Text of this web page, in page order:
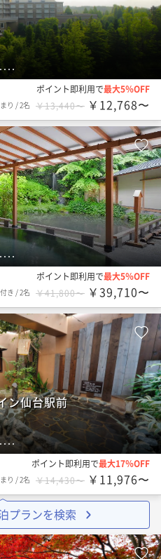
2 3 4 5
ポイント即利用で最大5％OFF
り /2名 ￥13,440〜 ￥12,768〜
2 3 4 5
ポイント即利用で最大5％OFF
き /2名 ￥41,800〜 ￥39,710〜
2 3 4 5
ン仙台駅前
ポイント即利用で最大17％OFF
り /2名 ￥14,430〜 ￥11,976〜
プランを検索